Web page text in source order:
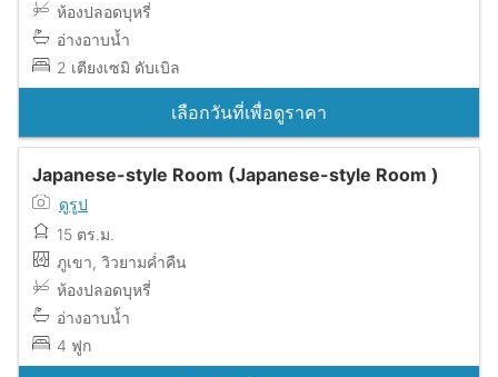
ห้องปลอดบุหรี่
อ่างอาบน้ำ
2 เตียงเซมิ ดับเบิล
เลือกวันที่เพื่อดูราคา
Japanese-style Room (Japanese-style Room )
ดูรูป
15 ตร.ม.
ภูเขา, วิวยามค่ำคืน
ห้องปลอดบุหรี่
อ่างอาบน้ำ
4 ฟูก